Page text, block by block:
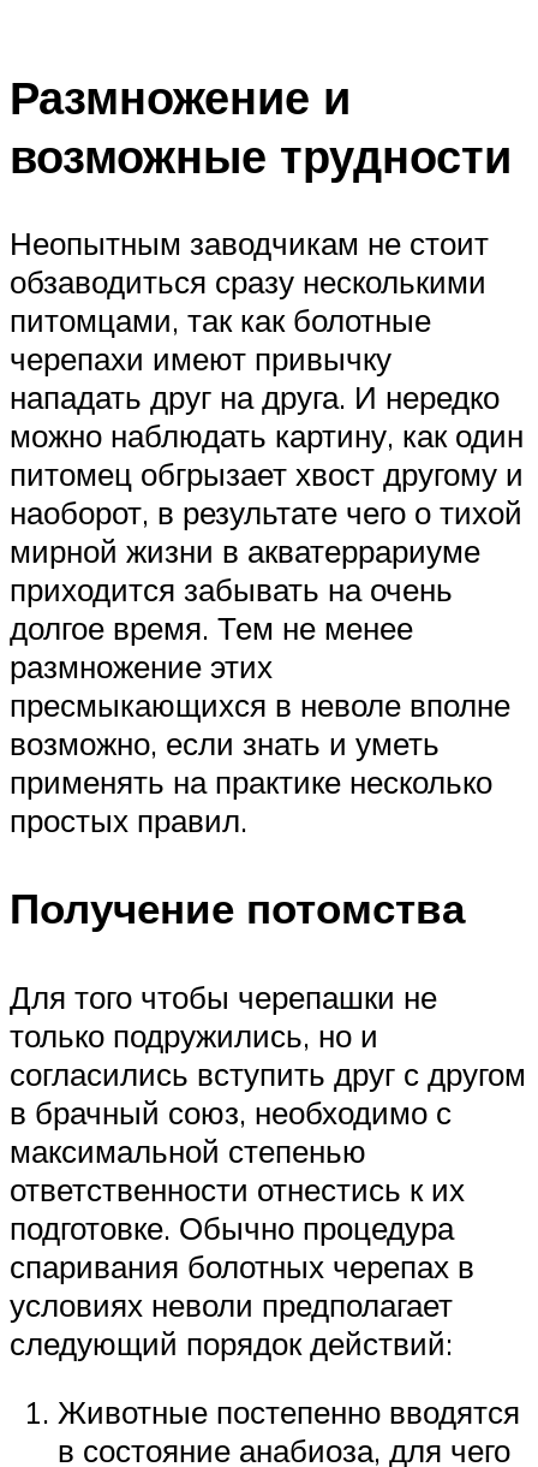
Размножение и
возможные трудности
Неопытным заводчикам не стоит
обзаводиться сразу несколькими
питомцами, так как болотные
черепахи имеют привычку
нападать друг на друга. И нередко
можно наблюдать картину, как один
питомец обгрызает хвост другому и
наоборот, в результате чего о тихой
мирной жизни в акватеррариуме
приходится забывать на очень
долгое время. Тем не менее
размножение этих
пресмыкающихся в неволе вполне
возможно, если знать и уметь
применять на практике несколько
простых правил.
Получение потомства
Для того чтобы черепашки не
только подружились, но и
согласились вступить друг с другом
в брачный союз, необходимо с
максимальной степенью
ответственности отнестись к их
подготовке. Обычно процедура
спаривания болотных черепах в
условиях неволи предполагает
следующий порядок действий:
Животные постепенно вводятся
в состояние анабиоза, для чего